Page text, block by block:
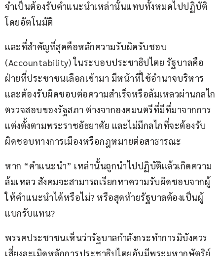
จำเป็นต้องรับคำแนะนำเหล่านั้นแทบทั้งหมดไปปฏิบัติ
โดยอัตโนมัติ
และที่สำคัญที่สุดคือหลักความรับผิดรับชอบ
(Accountability) ในระบอบประชาธิปไตย รัฐบาลคือ
ฝ่ายที่ประชาชนเลือกเข้ามา มีหน้าที่ใช้อำนาจบริหาร
และต้องรับผิดชอบต่อความสำเร็จหรือล้มเหลวผ่านกลไก
ตรวจสอบของรัฐสภา ต่างจากองคมนตรีที่มีที่มาจากการ
แต่งตั้งตามพระราชอัธยาศัย และไม่มีกลไกที่จะต้องรับ
ผิดชอบทางการเมืองหรือกฎหมายต่อสาธารณะ
หาก “คำแนะนำ” เหล่านั้นถูกนำไปปฏิบัติแล้วเกิดความ
ล้มเหลว สังคมจะสามารถเรียกหาความรับผิดชอบจากผู้
ให้คำแนะนำได้หรือไม่? หรือสุดท้ายรัฐบาลต้องเป็นผู้
แบกรับแทน?
พรรคประชาชนเห็นว่ารัฐบาลกำลังกระทำการมิบังควร
เสี่ยงละเมิดหลักการประชาธิปไตยอันมีพระมหากษัตริย์